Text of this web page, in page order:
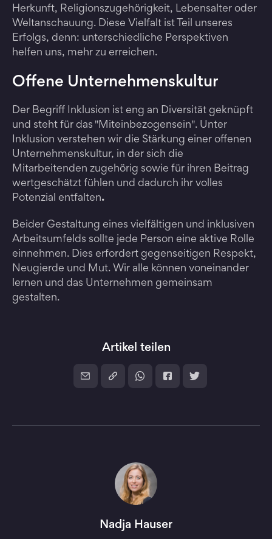
Herkunft, Religionszugehörigkeit, Lebensalter oder
Weltanschauung. Diese Vielfalt ist Teil unseres
Erfolgs, denn: unterschiedliche Perspektiven
helfen uns, mehr zu erreichen.
Offene Unternehmenskultur
Der Begriff Inklusion ist eng an Diversität geknüpft
und steht für das "Miteinbezogensein". Unter
Inklusion verstehen wir die Stärkung einer offenen
Unternehmenskultur, in der sich die
Mitarbeitenden zugehörig sowie für ihren Beitrag
wertgeschätzt fühlen und dadurch ihr volles
Potenzial entfalten.
Beider Gestaltung eines vielfältigen und inklusiven
Arbeitsumfelds sollte jede Person eine aktive Rolle
einnehmen. Dies erfordert gegenseitigen Respekt,
Neugierde und Mut. Wir alle können voneinander
lernen und das Unternehmen gemeinsam
gestalten.
Artikel teilen
Nadja Hauser